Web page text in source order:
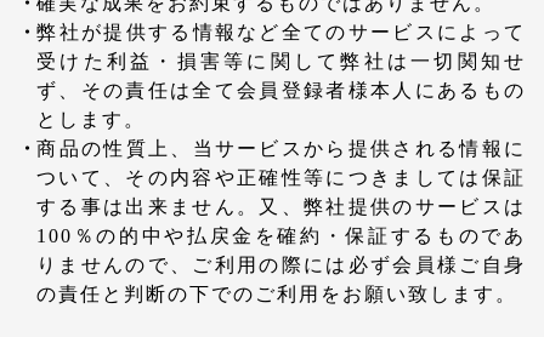
弊社が提供する情報など全てのサービスによって
受けた利益・損害等に関して弊社は一切関知せ
ず、その責任は全て会員登録者様本人にあるもの
とします。
商品の性質上、当サービスから提供される情報に
ついて、その内容や正確性等につきましては保証
する事は出来ません。又、弊社提供のサービスは
100％の的中や払戻金を確約・保証するものであ
りませんので、ご利用の際には必ず会員様ご自身
の責任と判断の下でのご利用をお願い致します。